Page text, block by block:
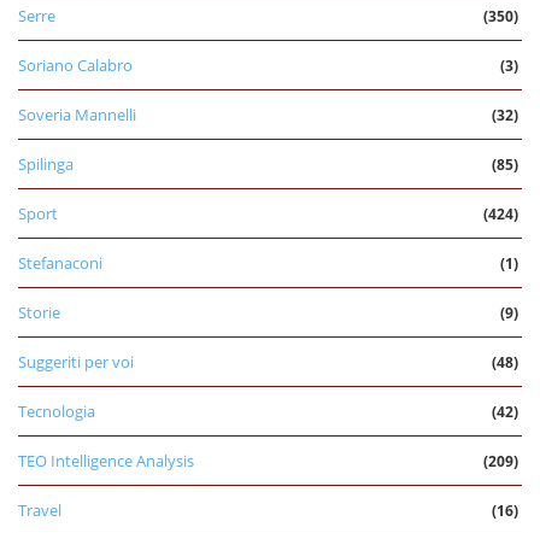
Serre (350)
Soriano Calabro (3)
Soveria Mannelli (32)
Spilinga (85)
Sport (424)
Stefanaconi (1)
Storie (9)
Suggeriti per voi (48)
Tecnologia (42)
TEO Intelligence Analysis (209)
Travel (16)